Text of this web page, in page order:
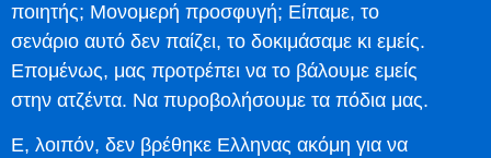
ποιητής; Μονομερή προσφυγή; Είπαμε, το
σενάριο αυτό δεν παίζει, το δοκιμάσαμε κι εμείς.
Επομένως, μας προτρέπει να το βάλουμε εμείς
στην ατζέντα. Να πυροβολήσουμε τα πόδια μας.
Ε, λοιπόν, δεν βρέθηκε Ελληνας ακόμη για να